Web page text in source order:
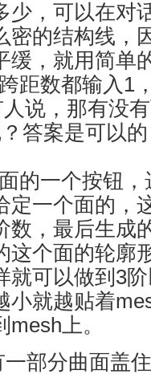
少，可以在对
密的结构线，
缓，就用简单
距数都输入1
说，那有没
答案是可以
的一个按钮
定一个面的，
数，最后生成
这个面的轮廓
就可以做到3
小就越贴着
上。
一部分曲面盖